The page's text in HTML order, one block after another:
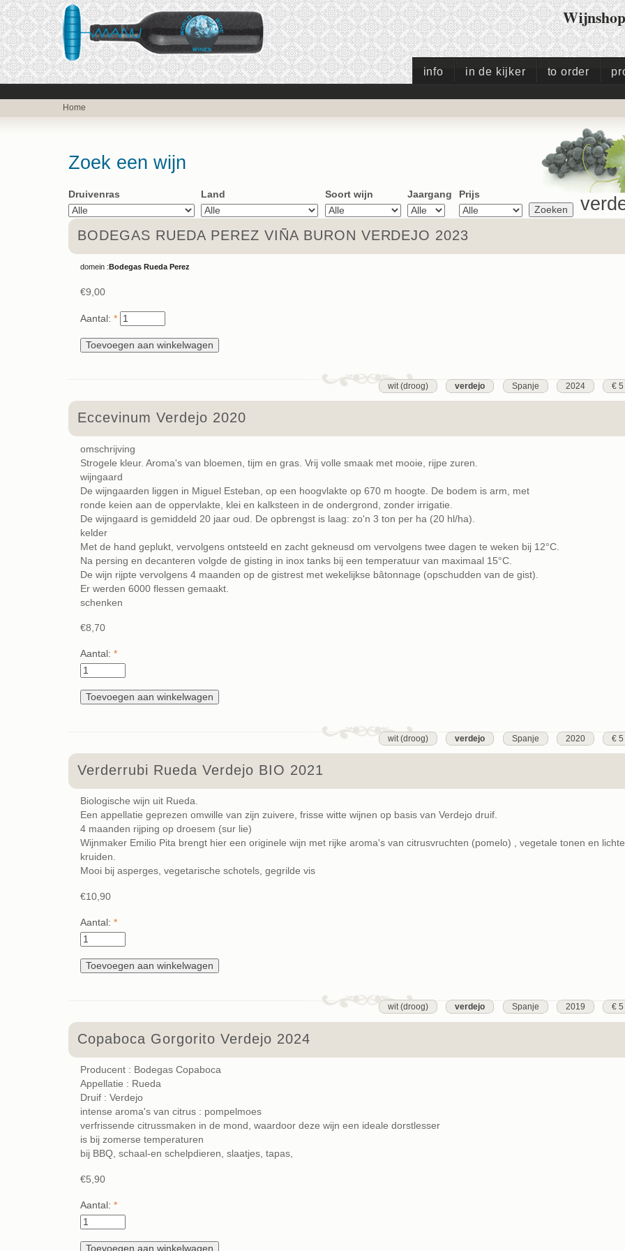
info in de kijker to order
Home
Zoek een wijn
Druivenras Land Soort wijn Jaargang Prijs
BODEGAS RUEDA PEREZ VIÑA BURON VERDEJO 2023
domein :Bodegas Rueda Perez
€9,00
Aantal: *
wit (droog) verdejo Spanje 2024 €
Eccevinum Verdejo 2020
omschrijving
Strogele kleur. Aroma's van bloemen, tijm en gras. Vrij volle smaak met mooie, rijpe zuren.
wijngaard
De wijngaarden liggen in Miguel Esteban, op een hoogvlakte op 670 m hoogte. De bodem is arm, met
ronde keien aan de oppervlakte, klei en kalksteen in de ondergrond, zonder irrigatie.
De wijngaard is gemiddeld 20 jaar oud. De opbrengst is laag: zo'n 3 ton per ha (20 hl/ha).
kelder
Met de hand geplukt, vervolgens ontsteeld en zacht gekneusd om vervolgens twee dagen te weken bij 12°C.
Na persing en decanteren volgde de gisting in inox tanks bij een temperatuur van maximaal 15°C.
De wijn rijpte vervolgens 4 maanden op de gistrest met wekelijkse bâtonnage (opschudden van de gist).
Er werden 6000 flessen gemaakt.
schenken
€8,70
Aantal: *
wit (droog) verdejo Spanje 2020 €
Verderrubi Rueda Verdejo BIO 2021
Biologische wijn uit Rueda.
Een appellatie geprezen omwille van zijn zuivere, frisse witte wijnen op basis van Verdejo druif.
4 maanden rijping op droesem (sur lie)
Wijnmaker Emilio Pita brengt hier een originele wijn met rijke aroma's van citrusvruchten (pomelo) , vegetale tonen en lichte
kruiden.
Mooi bij asperges, vegetarische schotels, gegrilde vis
€10,90
Aantal: *
wit (droog) verdejo Spanje 2019 €
Copaboca Gorgorito Verdejo 2024
Producent : Bodegas Copaboca
Appellatie : Rueda
Druif : Verdejo
intense aroma's van citrus : pompelmoes
verfrissende citrussmaken in de mond, waardoor deze wijn een ideale dorstlesser
is bij zomerse temperaturen
bij BBQ, schaal-en schelpdieren, slaatjes, tapas,
€5,90
Aantal: *